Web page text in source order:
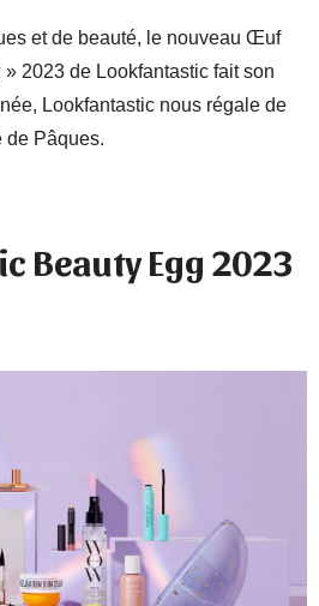
et de beauté, le nouveau Œuf
2023 de Lookfantastic fait son
Lookfantastic nous régale de
de Pâques.
Beauty Egg 2023